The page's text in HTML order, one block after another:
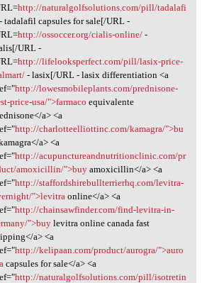
http://naturalgolfsolutions.com/pill/tadalafi
tadalafil capsules for sale[/URL -
http://ossoccer.org/cialis-online/-
URL -
http://lifelooksperfect.com/pill/lasix-price-
- lasix[/URL - lasix differentiation <a
http://lowesmobileplants.com/prednisone-
price-usa/">farmaco equivalente
a> <a
http://charlotteelliottinc.com/kamagra/">bu
a> <a
http://acupunctureandnutritionclinic.com/pr
amoxicillin/">buyamoxicillin</a> <a
http://staffordshirebullterrierhq.com/levitra-
">levitra online</a> <a
http://chainsawfinder.com/find-levitra-in-
">buylevitra online canada fast
a> <a
http://kelipaan.com/product/aurogra/">auro
capsules for sale</a> <a
http://naturalgolfsolutions.com/pill/isotretin